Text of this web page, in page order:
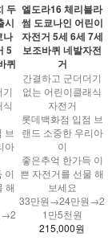
두
시
나
5
퀴
브
아
이
해
→2
엘도라16 체리블라
썸 도쿄나인 어린이
자전거 5세 6세 7세
보조바퀴 네발자전
거
간결하고 군더더기
없는 어린이클래식
자전거
롯데백화점 입점 브
랜드 소중한 우리아
이
좋은추억 한가득 이
쁜 자전거를 선물 해
보세요
33만원→24만원→2
1만5천원
215,000원